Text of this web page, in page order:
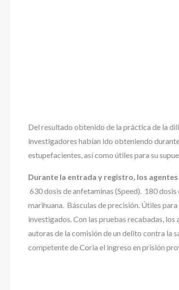
Del resultado obtenido de la práctica de la
investigadores habían ido obteniendo
estupefacientes, así como útiles para su
Durante la entrada y registro, los agentes
630 dosis de anfetaminas (Speed). 180
marihuana. Básculas de precisión. Útiles
investigados. Con las pruebas recabadas, los
autoras de la comisión de un delito contra la
competente de Coria el ingreso en prisión